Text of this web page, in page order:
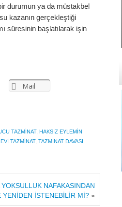
durumun ya da müstakbel
kazanın gerçekleştiği
süresinin başlatılarak işin
Mail
TAZMINAT, HAKSIZ EYLEMIN
TAZMINAT, TAZMINAT DAVASI
NAFAKASINDAN
YENİDEN İSTENEBİLİR Mİ?»